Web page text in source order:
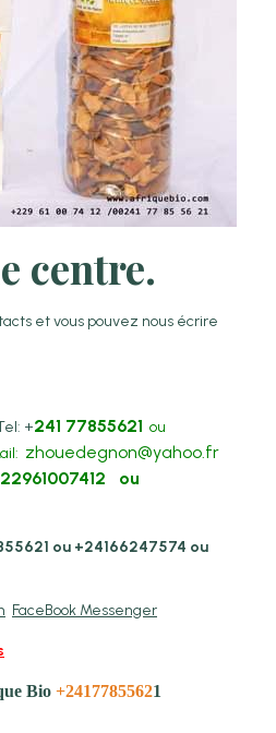
centre.
et vous pouvez nous écrire
+241 77855621 ou
zhouedegnon@yahoo.fr
ou
ou +24166247574 ou
FaceBook Messenger
Bio +24177855621